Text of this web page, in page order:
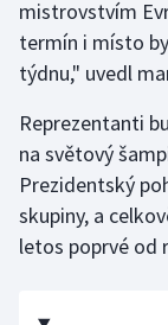
mistrovstvím
termín i místo
týdnu," uvedl
Reprezentanti
na světový
Prezidentský
skupiny, a
letos poprvé od